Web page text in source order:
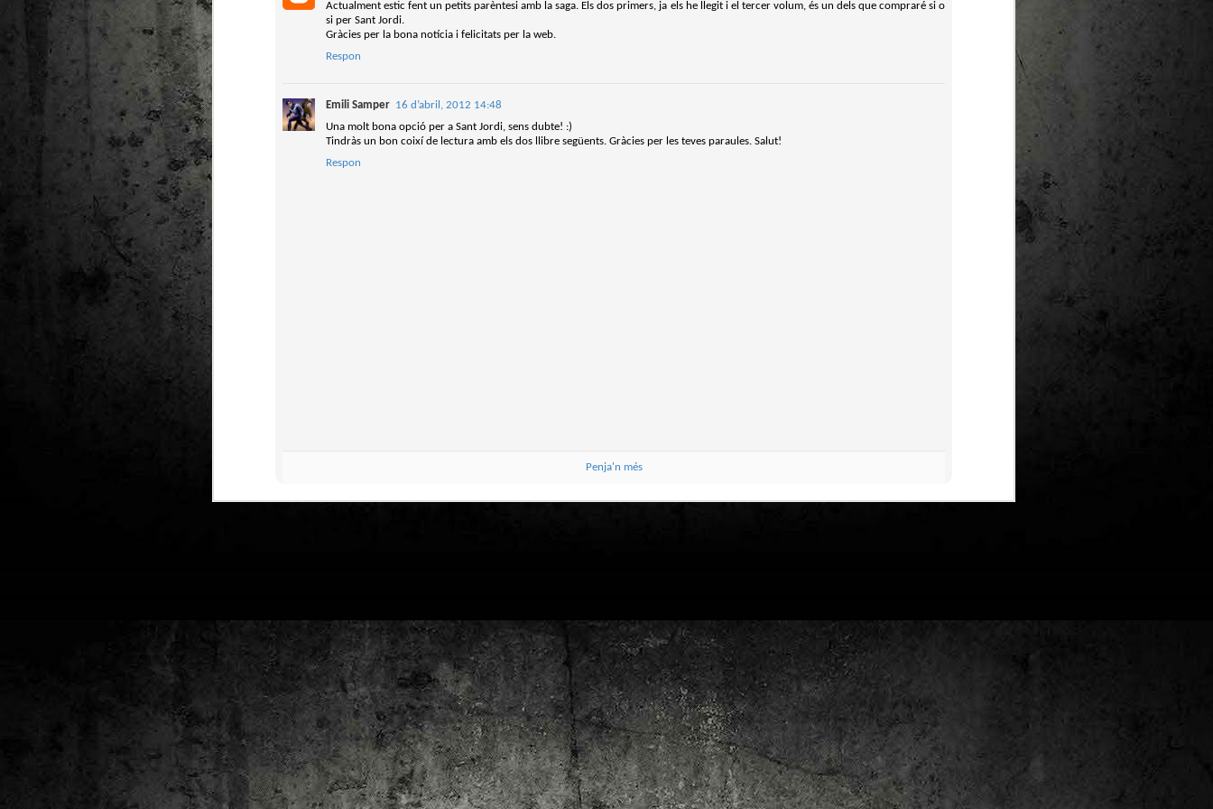
Actualment estic fent un petits parèntesi amb la saga. Els dos primers, ja els he llegit i el tercer volum, és un dels que compraré si o
si per Sant Jordi.
Gràcies per la bona notícia i felicitats per la web.
Respon
Emili Samper 16 d’abril, 2012 14:48
Una molt bona opció per a Sant Jordi, sens dubte! :)
Tindràs un bon coixí de lectura amb els dos llibre següents. Gràcies per les teves paraules. Salut!
Respon
Penja'n més
trimestre del club de lectura de còmics de la Biblioteca Pública de
Tarragona. I aquest és el menú ofert per als mesos d'abril, maig i juny. Com ja és
habitual, el club se segueix en modalitat virtual amb l'aplicació Tellfy i les
aviat s’integrà dins la redacció del setmanari Cu-Cut!, participant activament en
catalanisme polític.
Abans de tancar el 2024, arriba l'hora de presentar les lectures del
primer trimestre del 2025 del club de lectura de còmics de la Biblioteca
Pública de Tarragona, gratuït i virtual. El menú, ben variat: un personatge
clàssic, l'adaptació d'una novel·la molt coneguda (i llegida) i una novetat molt
impactant. Aquí en teniu els detalls!
Gener
Corto Maltés.
OCT